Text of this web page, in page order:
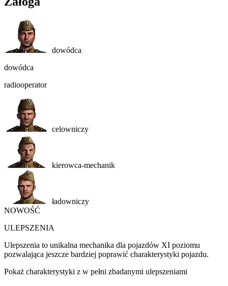
dowódca
dowódca
radiooperator
celowniczy
kierowca-mechanik
ładowniczy
NOWOŚĆ
ULEPSZENIA
Ulepszenia to unikalna mechanika dla pojazdów XI poziomu
pozwalająca jeszcze bardziej poprawić charakterystyki pojazdu.
Pokaż charakterystyki z w pełni zbadanymi ulepszeniami